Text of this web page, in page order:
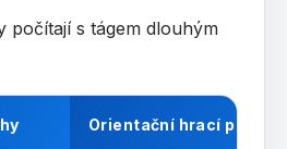
počítají s tágem dlouhým
Orientační hrací plocha